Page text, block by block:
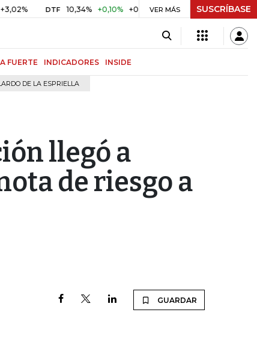
DTF 10,34% +0,10% +0,98% UVR $ 416,96 +$ 0,05
VER MÁS SUSCRÍBASE
FUERTE INDICADORES INSIDE
DE LA ESPRIELLA
llegó a
de riesgo a
GUARDAR